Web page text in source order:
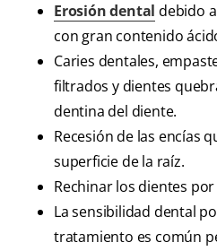
Erosión dental debido
con gran contenido
Caries dentales,
filtrados y dientes
dentina del diente.
Recesión de las encías
superficie de la raíz.
Rechinar los dientes
La sensibilidad dental
tratamiento es común